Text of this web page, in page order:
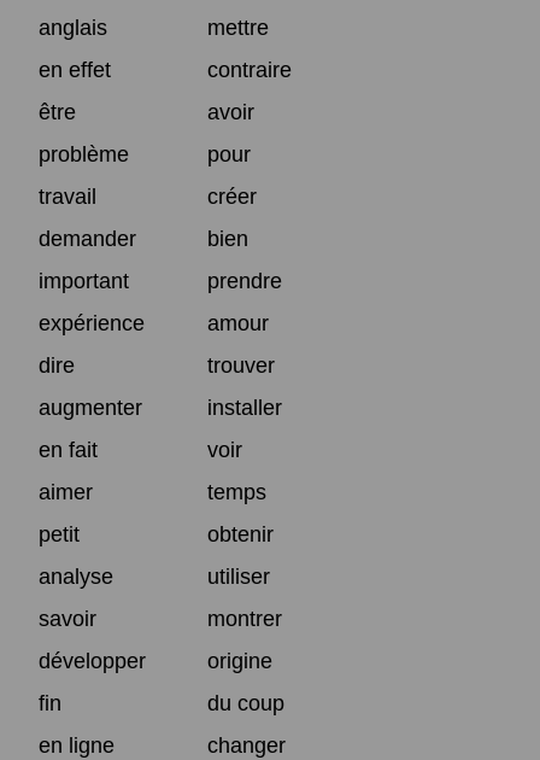
anglais
mettre
en effet
contraire
être
avoir
problème
pour
travail
créer
demander
bien
important
prendre
expérience
amour
dire
trouver
augmenter
installer
en fait
voir
aimer
temps
petit
obtenir
analyse
utiliser
savoir
montrer
développer
origine
fin
du coup
en ligne
changer